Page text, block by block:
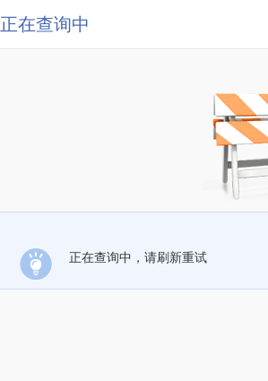
正在查询中
正在查询中，请刷新重试